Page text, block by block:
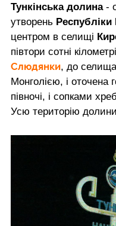
Тункінська долина -
утворень Республіки
центром в селищі
півтори сотні
Слюдянки, до
Монголією, і оточена
півночі, і сопками
Усю територію